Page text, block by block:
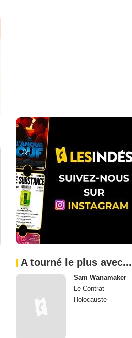
A tourné le plus avec...
Sam Wanamaker
Le Contrat
Holocauste